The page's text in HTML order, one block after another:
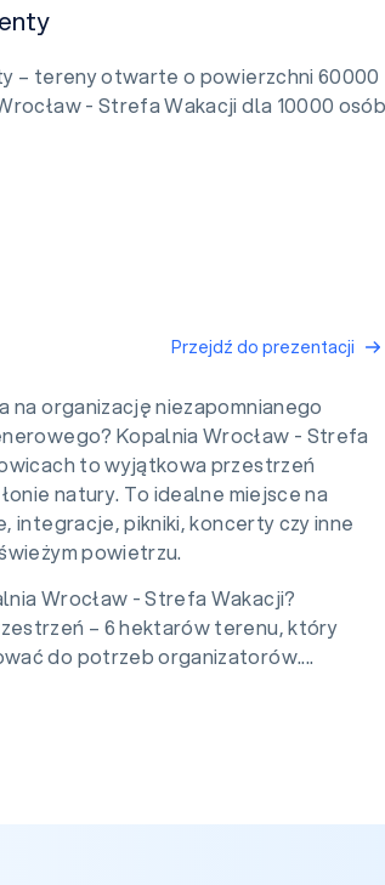
– tereny otwarte o powierzchni 60000
- Strefa Wakacji dla 10000 osób
Przejdź do prezentacji
na organizację niezapomnianego
Kopalnia Wrocław - Strefa
to wyjątkowa przestrzeń
natury. To idealne miejsce na
integracje, pikniki, koncerty czy inne
powietrzu.
Wrocław - Strefa Wakacji?
– 6 hektarów terenu, który
do potrzeb organizatorów....